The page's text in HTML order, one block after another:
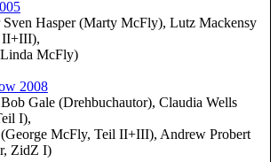
Sven Hasper (Marty McFly), Lutz Mackensy
II+III),
McFly)
2008
Gale (Drehbuchautor), Claudia Wells
I),
(George McFly, Teil II+III), Andrew Probert
ZidZ I)